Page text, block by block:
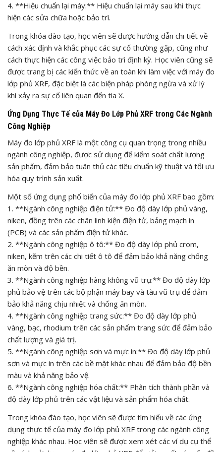
4. **Hiệu chuẩn lại máy:** Hiệu chuẩn lại máy sau khi thực
hiện các sửa chữa hoặc bảo trì.
Trong khóa đào tạo, học viên sẽ được hướng dẫn chi tiết về
cách xác định và khắc phục các sự cố thường gặp, cũng như
cách thực hiện các công việc bảo trì định kỳ. Học viên cũng sẽ
được trang bị các kiến thức về an toàn khi làm việc với máy đo
lớp phủ XRF, đặc biệt là các biện pháp phòng ngừa và xử lý
khi xảy ra sự cố liên quan đến tia X.
Ứng Dụng Thực Tế của Máy Đo Lớp Phủ XRF trong Các Ngành
Công Nghiệp
Máy đo lớp phủ XRF là một công cụ quan trọng trong nhiều
ngành công nghiệp, được sử dụng để kiểm soát chất lượng
sản phẩm, đảm bảo tuân thủ các tiêu chuẩn kỹ thuật và tối ưu
hóa quy trình sản xuất.
Một số ứng dụng phổ biến của máy đo lớp phủ XRF bao gồm:
1. **Ngành công nghiệp điện tử:** Đo độ dày lớp phủ vàng,
niken, đồng trên các chân linh kiện điện tử, bảng mạch in
(PCB) và các sản phẩm điện tử khác.
2. **Ngành công nghiệp ô tô:** Đo độ dày lớp phủ crom,
niken, kẽm trên các chi tiết ô tô để đảm bảo khả năng chống
ăn mòn và độ bền.
3. **Ngành công nghiệp hàng không vũ trụ:** Đo độ dày lớp
phủ bảo vệ trên các bộ phận máy bay và tàu vũ trụ để đảm
bảo khả năng chịu nhiệt và chống ăn mòn.
4. **Ngành công nghiệp trang sức:** Đo độ dày lớp phủ
vàng, bạc, rhodium trên các sản phẩm trang sức để đảm bảo
chất lượng và giá trị.
5. **Ngành công nghiệp sơn và mực in:** Đo độ dày lớp phủ
sơn và mực in trên các bề mặt khác nhau để đảm bảo độ bền
màu và khả năng bảo vệ.
6. **Ngành công nghiệp hóa chất:** Phân tích thành phần và
độ dày lớp phủ trên các vật liệu và sản phẩm hóa chất.
Trong khóa đào tạo, học viên sẽ được tìm hiểu về các ứng
dụng thực tế của máy đo lớp phủ XRF trong các ngành công
nghiệp khác nhau. Học viên sẽ được xem xét các ví dụ cụ thể